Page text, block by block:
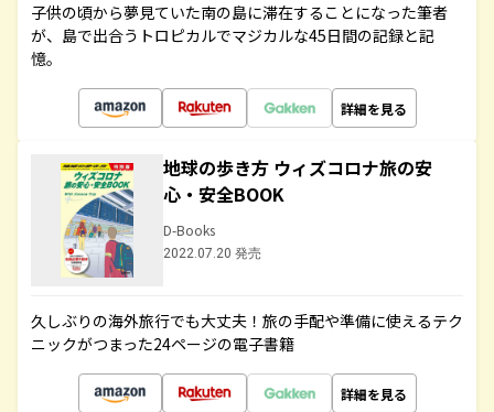
子供の頃から夢見ていた南の島に滞在することになった筆者
が、島で出合うトロピカルでマジカルな45日間の記録と記
憶。
詳細を見る
地球の歩き方 ウィズコロナ旅の安
心・安全BOOK
D-Books
2022.07.20 発売
久しぶりの海外旅行でも大丈夫！旅の手配や準備に使えるテク
ニックがつまった24ページの電子書籍
詳細を見る